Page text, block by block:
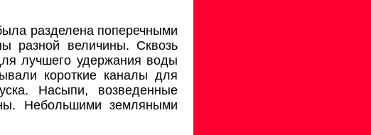
разделена поперечными
разной величины. Сквозь
лучшего удержания воды
короткие каналы для
Насыпи, возведенные
Небольшими земляными